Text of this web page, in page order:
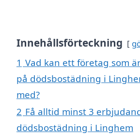
Innehållsförteckning
1 Vad kan ett företag som
på dödsbostädning i
med?
2 Få alltid minst 3
dödsbostädning i Linghem